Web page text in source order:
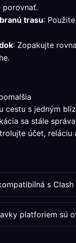
porovnať.
trasu:
: Zopakujte
cestu s jedným
sa stále
účet,
s
platforiem sú